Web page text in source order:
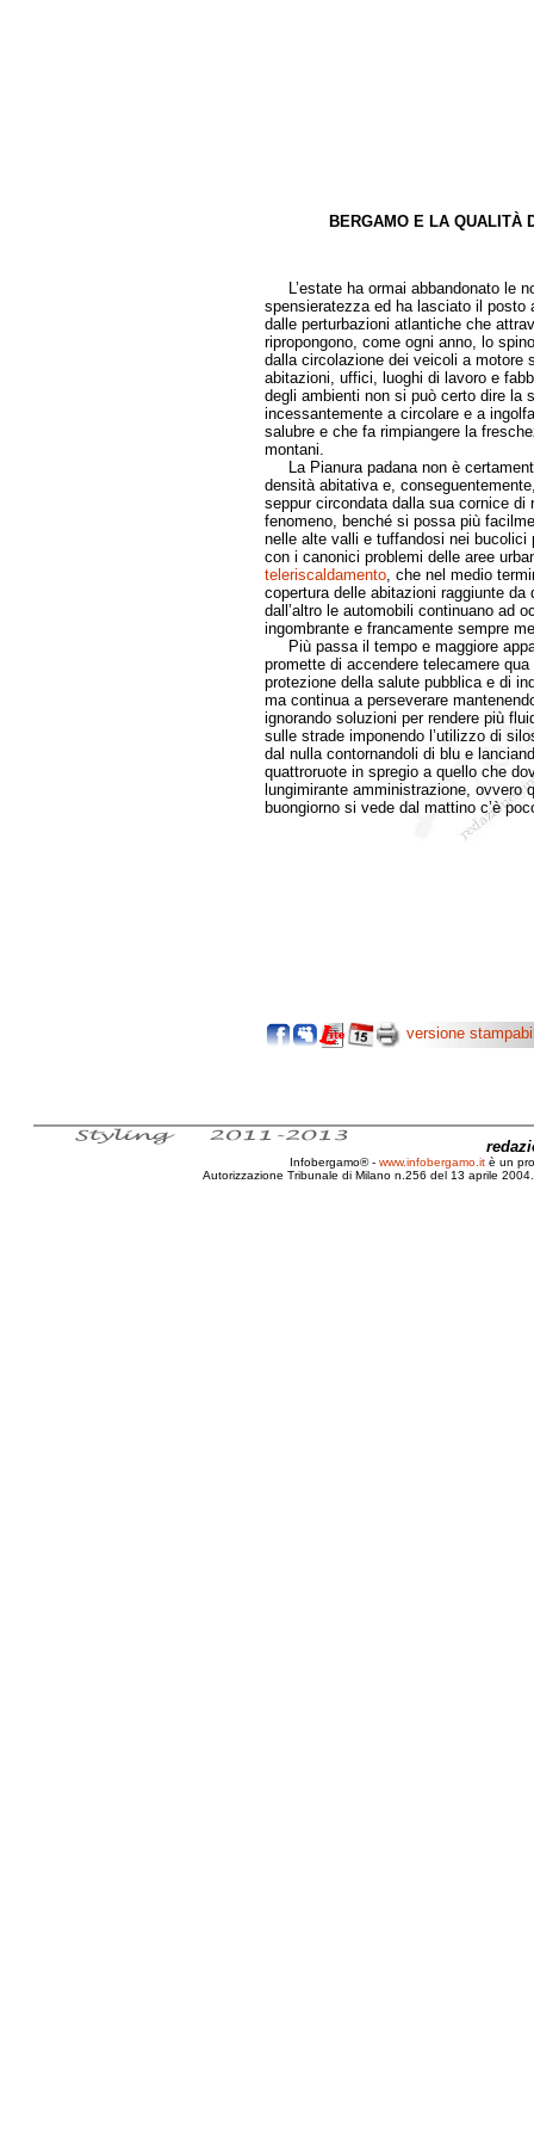
BERGAMO E LA QUALITÀ
L’estate ha ormai abbandonato le
spensieratezza ed ha lasciato il posto
dalle perturbazioni atlantiche che
ripropongono, come ogni anno, lo
dalla circolazione dei veicoli a motore
abitazioni, uffici, luoghi di lavoro e
degli ambienti non si può certo dire la
incessantemente a circolare e a
salubre e che fa rimpiangere la
montani.
La Pianura padana non è
densità abitativa e,
seppur circondata dalla sua cornice di
fenomeno, benché si possa più
nelle alte valli e tuffandosi nei
con i canonici problemi delle aree
teleriscaldamento, che nel medio
copertura delle abitazioni raggiunte
dall’altro le automobili continuano ad
ingombrante e francamente sempre
Più passa il tempo e maggiore
promette di accendere telecamere
protezione della salute pubblica e di
ma continua a perseverare
ignorando soluzioni per rendere più
sulle strade imponendo l’utilizzo di
dal nulla contornandoli di blu e
quattroruote in spregio a quello che
lungimirante amministrazione, ovvero
buongiorno si vede dal mattino c’è
versione
Infobergamo® - www.infobergamo.it è un
Autorizzazione Tribunale di Milano n.256 del 13 aprile